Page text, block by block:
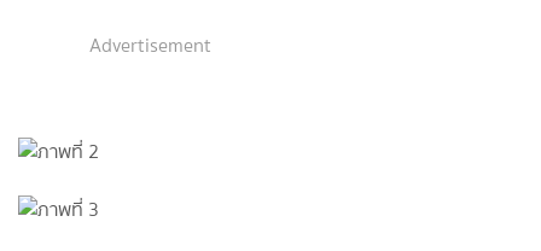
Advertisement